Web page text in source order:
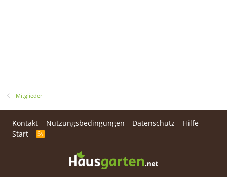
Mitglieder
Kontakt Nutzungsbedingungen Datenschutz
Hilfe
Start
R